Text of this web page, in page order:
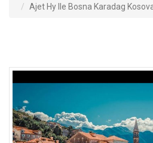
Ajet Hy Ile Bosna Karadag